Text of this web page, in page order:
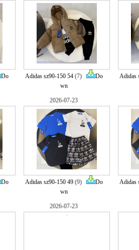
Do
Adidas sz90-150 54(7)
Do
wn
Adidas
Do
2026-07-23
Adidas sz90-150 49(9)
Do
wn
Adidas
2026-07-23